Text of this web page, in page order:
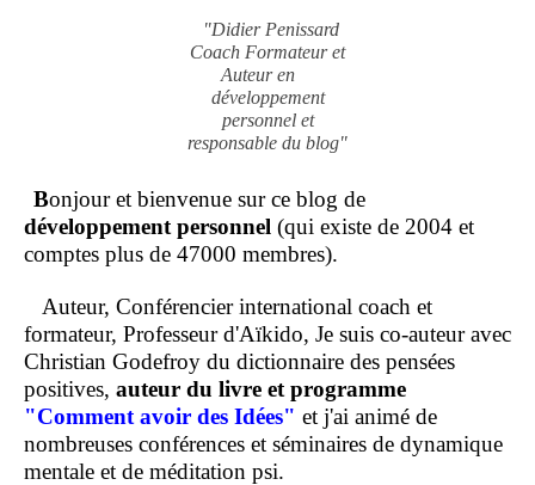
"Didier Penissard
Coach Formateur et
Auteur en
développement
personnel et
responsable du blog"
Bonjour et bienvenue sur ce blog de
développement personnel (qui existe de 2004 et
comptes plus de 47000 membres).
Auteur, Conférencier international coach et
formateur, Professeur d'Aïkido, Je suis co-auteur avec
Christian Godefroy du dictionnaire des pensées
positives, auteur du livre et programme
"Comment avoir des Idées" et j'ai animé de
nombreuses conférences et séminaires de dynamique
mentale et de méditation psi.